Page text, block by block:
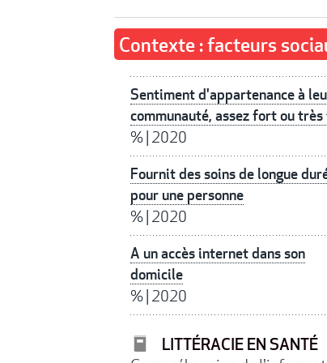
Contexte : facteurs
Sentiment d'appartenance à
communauté, assez fort ou
%| 2020
Fournit des soins de longue
pour une personne
%| 2020
A un accès internet dans son
domicile
%| 2020
LITTÉRACIE EN SANTÉ